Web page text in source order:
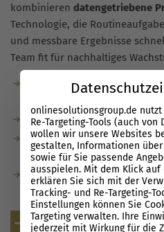
kombinieren datengetriebene
Technologie, die
und messbare Ergebnisse
Team fit für nachhaltiges
Automatisierte Checks,
Entscheidungen auf Basis
Effizientere Abläufe und
Impact.
Onboarding, Guidelines und
SEO-ready.
Kostenlose Beratung
onlinesolutionsgroup.de nutzt
Re-Targeting-Tools (auch
wollen wir unsere Websites
gestalten, Informationen
sowie für Sie passende
ausspielen. Mit dem Klick
erklären Sie sich mit der
Tracking- und Re-Targeting-
Einstellungen können Sie
Targeting verwalten. Ihre
jederzeit mit Wirkung für die